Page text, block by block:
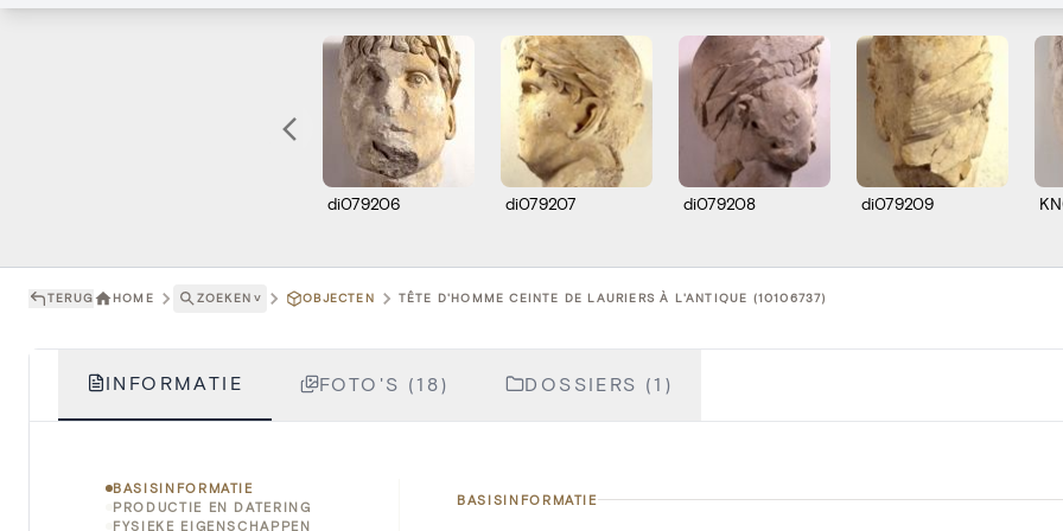
di079206 di079207 di079208 di079209
TERUG HOME ZOEKEN ˅ OBJECTEN TÊTE D'HOMME CEINTE DE LAURIERS À L'ANTIQUE (10106737)
INFORMATIE FOTO'S (18) DOSSIERS (1)
BASISINFORMATIE
PRODUCTIE EN DATERING
FYSIEKE EIGENSCHAPPEN
BASISINFORMATIE